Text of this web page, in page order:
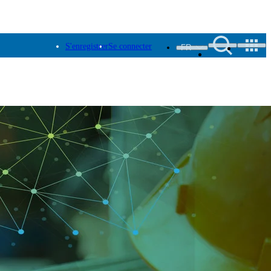
S'enregistrerSe connecter FR